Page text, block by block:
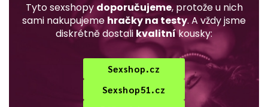
Tyto sexshopy doporučujeme, protože u nich
sami nakupujeme hračky na testy. A vždy jsme
diskrétně dostali kvalitníkousky:
Sexshop.cz
Sexshop51.cz